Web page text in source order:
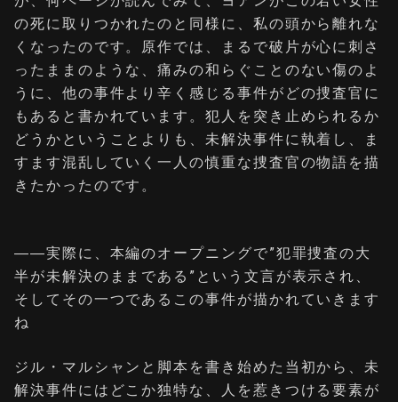
の死に取りつかれたのと同様に、私の頭から離れな
くなったのです。原作では、まるで破片が心に刺さ
ったままのような、痛みの和らぐことのない傷のよ
うに、他の事件より辛く感じる事件がどの捜査官に
もあると書かれています。犯人を突き止められるか
どうかということよりも、未解決事件に執着し、ま
すます混乱していく一人の慎重な捜査官の物語を描
きたかったのです。
――実際に、本編のオープニングで”犯罪捜査の大
半が未解決のままである”という文言が表示され、
そしてその一つであるこの事件が描かれていきます
ね
ジル・マルシャンと脚本を書き始めた当初から、未
解決事件にはどこか独特な、人を惹きつける要素が